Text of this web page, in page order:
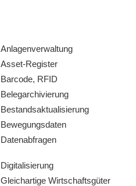
Anlagenverwaltung
Asset-Register
Barcode, RFID
Belegarchivierung
Bestandsaktualisierung
Bewegungsdaten
Datenabfragen
Digitalisierung
Gleichartige Wirtschaftsgüter